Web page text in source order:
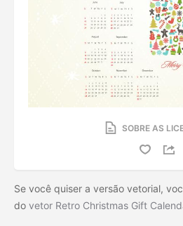
SOBRE AS
Se você quiser a versão vetorial,
do vetor Retro Christmas Gift